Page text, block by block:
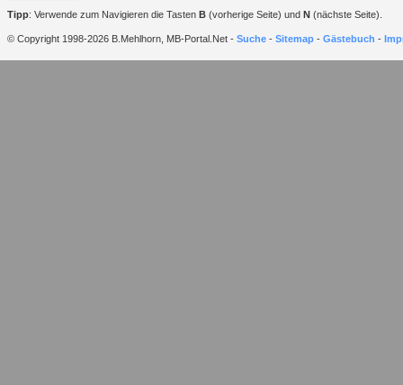
Tipp: Verwende zum Navigieren die Tasten B (vorherige Seite) und N (nächste Seite).
© Copyright 1998-2026 B.Mehlhorn, MB-Portal.Net - Suche - Sitemap - Gästebuch -